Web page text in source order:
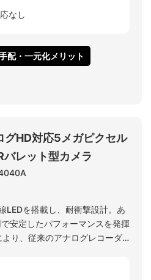
なし
配・一元化メリット
グHD対応5メガピクセル
バレット型カメラ
LEDを搭載し、耐衝撃設計。あ
安定したパフォーマンスを発揮
り、従来のアナログレコーダ